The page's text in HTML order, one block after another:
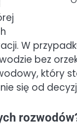
W
bez
który
się od